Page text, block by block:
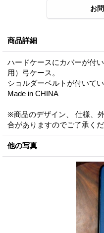
商品詳細
ハードケースにカバーが付
用）弓ケース。
ショルダーベルトが付いてい
Made in CHINA
※商品のデザイン、 仕様、
合がありますのでご了承くだ
他の写真